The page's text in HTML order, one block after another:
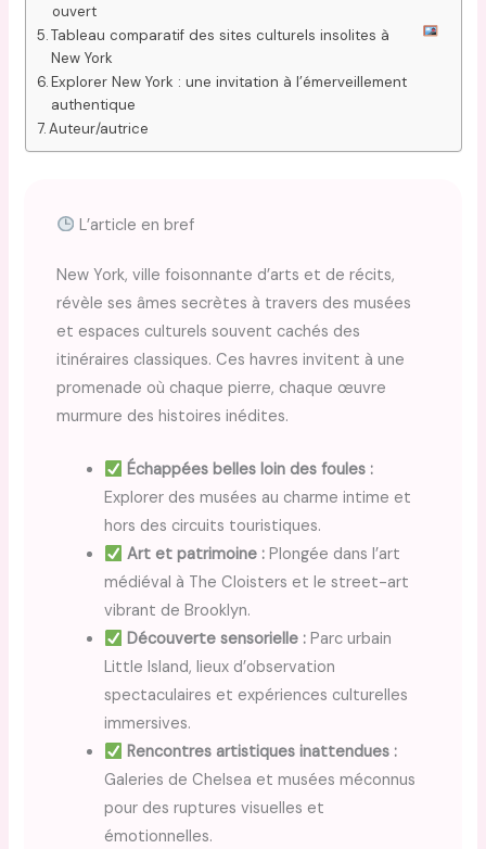
ouvert
Tableau comparatif des sites culturels insolites à
New York
Explorer New York : une invitation à l’émerveillement
authentique
Auteur/autrice
L’article en bref
New York, ville foisonnante d’arts et de récits,
révèle ses âmes secrètes à travers des musées
et espaces culturels souvent cachés des
itinéraires classiques. Ces havres invitent à une
promenade où chaque pierre, chaque œuvre
murmure des histoires inédites.
Échappées belles loin des foules :
Explorer des musées au charme intime et
hors des circuits touristiques.
Art et patrimoine :Plongée dans l’art
médiéval à The Cloisters et le street-art
vibrant de Brooklyn.
Découverte sensorielle :Parc urbain
Little Island, lieux d’observation
spectaculaires et expériences culturelles
immersives.
Rencontres artistiques inattendues :
Galeries de Chelsea et musées méconnus
pour des ruptures visuelles et
émotionnelles.